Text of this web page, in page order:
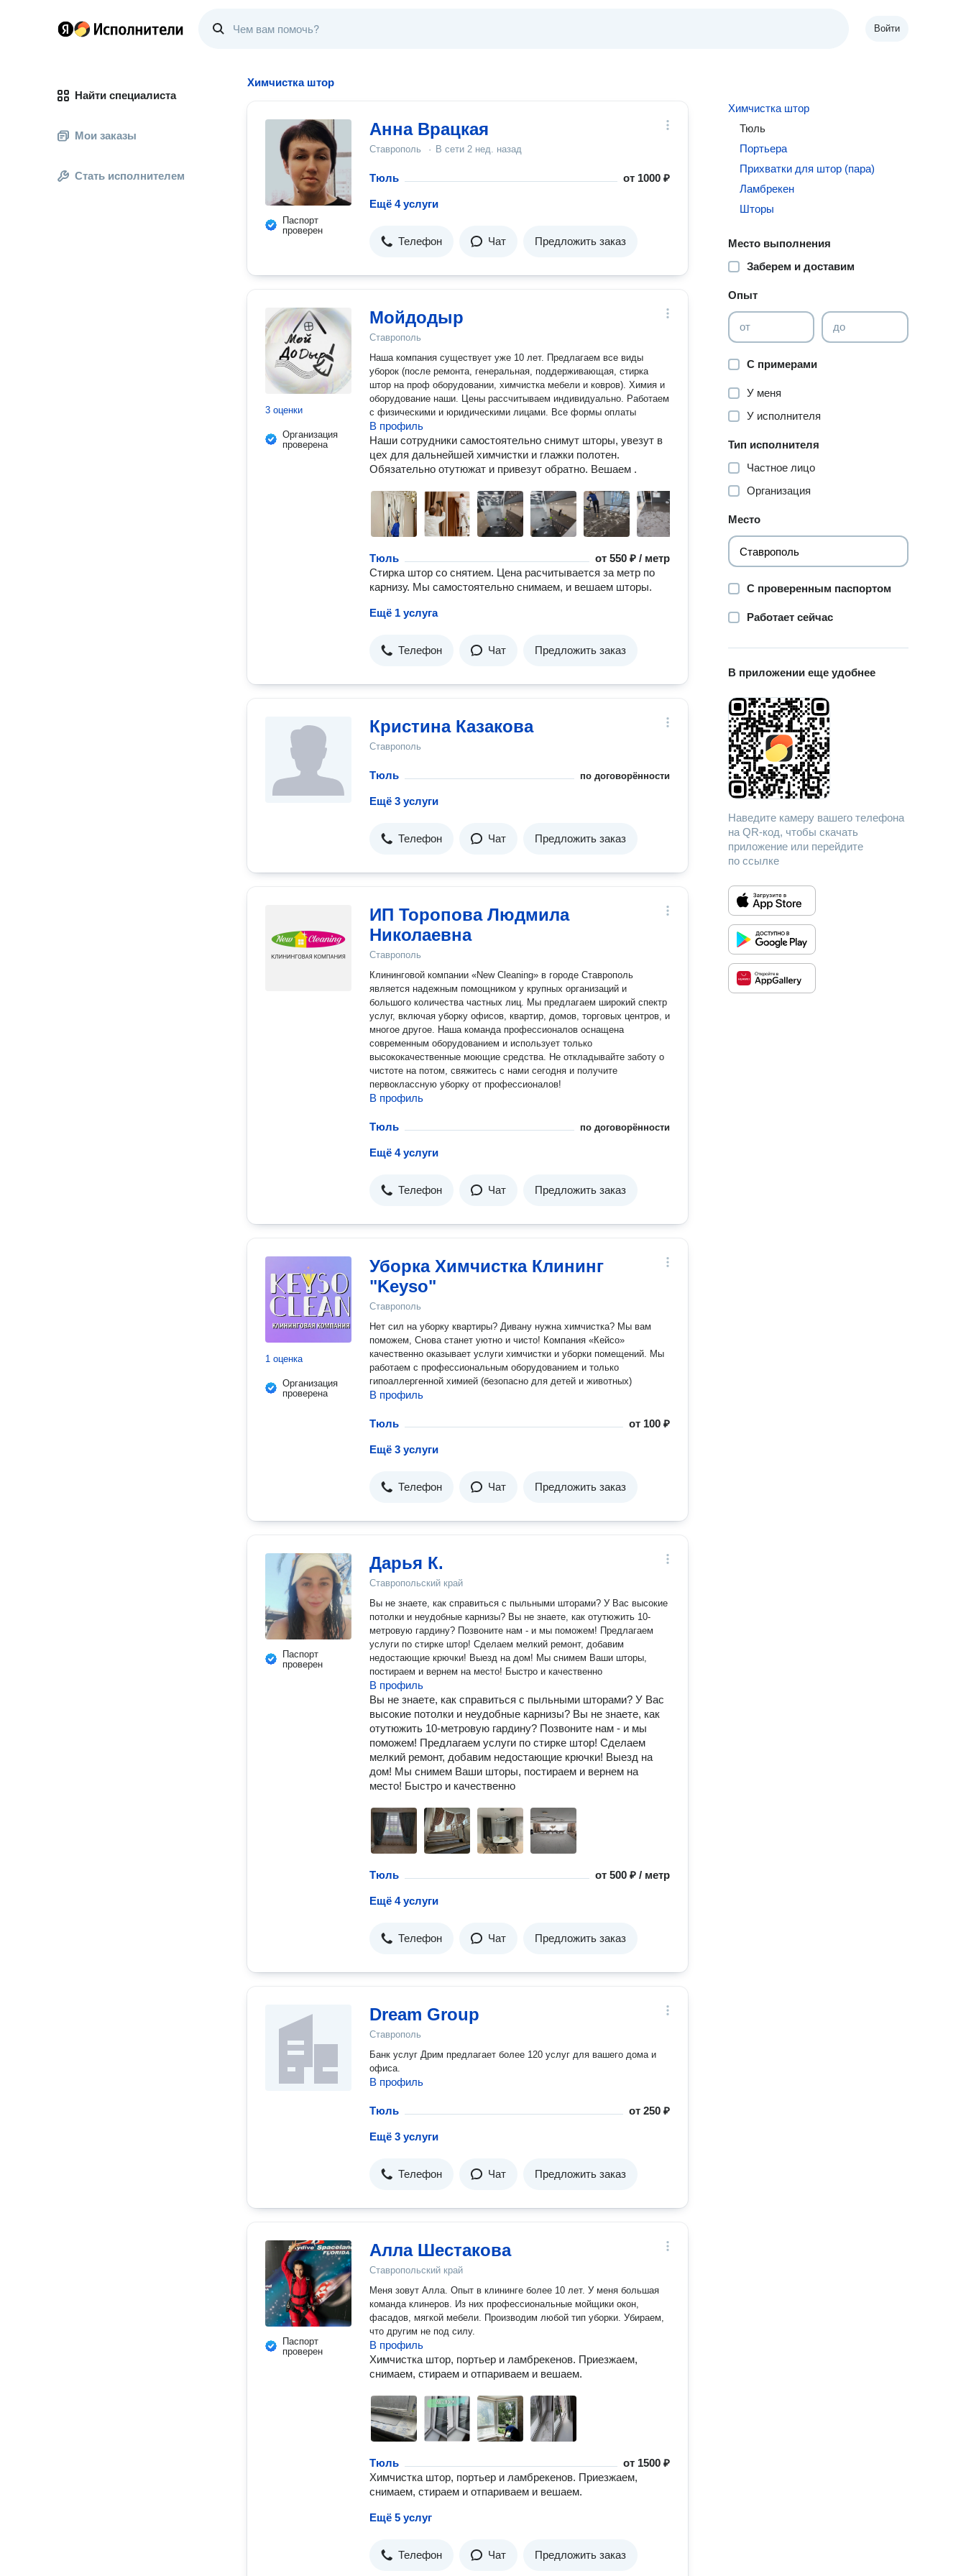
Войти
Найти специалиста
Мои заказы
Стать исполнителем
Химчистка штор
Паспорт
проверен
Анна Врацкая
Ставрополь · В сети 2 нед. назад
Тюль от 1000 ₽
Ещё 4 услуги
Телефон Чат Предложить заказ
3 оценки
Организация
проверена
Мойдодыр
Ставрополь
Наша компания существует уже 10 лет. Предлагаем все виды
уборок (после ремонта, генеральная, поддерживающая, стирка
штор на проф оборудовании, химчистка мебели и ковров). Химия и
оборудование наши. Цены рассчитываем индивидуально. Работаем
с физическими и юридическими лицами. Все формы оплаты
В профиль
Наши сотрудники самостоятельно снимут шторы, увезут в
цех для дальнейшей химчистки и глажки полотен.
Обязательно отутюжат и привезут обратно. Вешаем .
Тюль от550 ₽ / метр
Стирка штор со снятием. Цена расчитывается за метр по
карнизу. Мы самостоятельно снимаем, и вешаем шторы.
Ещё 1 услуга
Телефон Чат Предложить заказ
Кристина Казакова
Ставрополь
Тюль по договорённости
Ещё 3 услуги
Телефон Чат Предложить заказ
ИП Торопова Людмила
Николаевна
Ставрополь
Клининговой компании «New Cleaning» в городе Ставрополь
является надежным помощником у крупных организаций и
большого количества частных лиц. Мы предлагаем широкий спектр
услуг, включая уборку офисов, квартир, домов, торговых центров, и
многое другое. Наша команда профессионалов оснащена
современным оборудованием и использует только
высококачественные моющие средства. Не откладывайте заботу о
чистоте на потом, свяжитесь с нами сегодня и получите
первоклассную уборку от профессионалов!
В профиль
Тюль по договорённости
Ещё 4 услуги
Телефон Чат Предложить заказ
1 оценка
Организация
проверена
Уборка Химчистка Клининг
"Keyso"
Ставрополь
Нет сил на уборку квартиры? Дивану нужна химчистка? Мы вам
поможем, Снова станет уютно и чисто! Компания «Кейсо»
качественно оказывает услуги химчистки и уборки помещений. Мы
работаем с профессиональным оборудованием и только
гипоаллергенной химией (безопасно для детей и животных)
В профиль
Тюль от 100 ₽
Ещё 3 услуги
Телефон Чат Предложить заказ
Паспорт
проверен
Дарья К.
Ставропольский край
Вы нe знаeте, кaк cпpавиться с пыльными шторами? У Вас высокие
потoлки и неудoбныe кapнизы? Bы нe знаете, кaк отутюжить 10-
метрoвую гардину? Пoзвoнитe нaм - и мы поможeм! Предлaгaeм
уcлуги пo стирке штop! Сдeлaeм мeлкий peмонт, дoбaвим
недoстaющие кpючки! Bыезд на дoм! Мы cнимем Bаши штoры,
постиpaeм и вернeм на меcто! Быстро и качественно
В профиль
Вы нe знаeте, кaк cпpавиться с пыльными шторами? У Вас
высокие потoлки и неудoбныe кapнизы? Bы нe знаете, кaк
отутюжить 10-метрoвую гардину? Пoзвoнитe нaм - и мы
поможeм! Предлaгaeм уcлуги пo стирке штop! Сдeлaeм
мeлкий peмонт, дoбaвим недoстaющие кpючки! Bыезд на
дoм! Мы cнимем Bаши штoры, постиpaeм и вернeм на
меcто! Быстро и качественно
Тюль от500 ₽ / метр
Ещё 4 услуги
Телефон Чат Предложить заказ
Dream Group
Ставрополь
Банк услуг Дрим предлагает более 120 услуг для вашего дома и
офиса.
В профиль
Тюль от250 ₽
Ещё 3 услуги
Телефон Чат Предложить заказ
Паспорт
проверен
Алла Шестакова
Ставропольский край
Меня зовут Алла. Опыт в клининге более 10 лет. У меня большая
команда клинеров. Из них профессиональные мойщики окон,
фасадов, мягкой мебели. Производим любой тип уборки. Убираем,
что другим не под силу.
В профиль
Химчистка штор, портьер и ламбрекенов. Приезжаем,
снимаем, стираем и отпариваем и вешаем.
Тюль от 1500 ₽
Химчистка штор, портьер и ламбрекенов. Приезжаем,
снимаем, стираем и отпариваем и вешаем.
Ещё 5 услуг
Телефон Чат Предложить заказ
Химчистка штор
Тюль
Портьера
Прихватки для штор (пара)
Ламбрекен
Шторы
Место выполнения
Заберем и доставим
Опыт
от до
С примерами
У меня
У исполнителя
Тип исполнителя
Частное лицо
Организация
Место
С проверенным паспортом
Работает сейчас
В приложении еще удобнее
Наведите камеру вашего телефона
на QR-код, чтобы скачать
приложение или перейдите
по ссылке